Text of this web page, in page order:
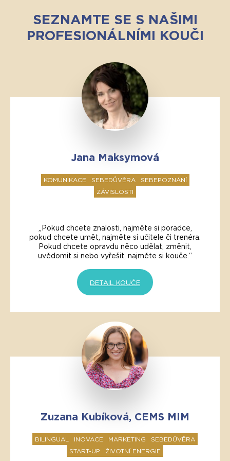
SEZNAMTE SE S NAŠIMI
PROFESIONÁLNÍMI KOUČI
Jana Maksymová
KOMUNIKACE SEBEDŮVĚRA
SEBEPOZNÁNÍ
ZÁVISLOSTI
„Pokud chcete znalosti, najměte si poradce,
pokud chcete umět, najměte si učitele či trenéra.
Pokud chcete opravdu něco udělat, změnit,
uvědomit si nebo vyřešit, najměte si kouče.“
DETAIL KOUČE
Zuzana Kubíková, CEMS MIM
BILINGUAL INOVACE MARKETING
SEBEDŮVĚRA
START-UP
ŽIVOTNÍ ENERGIE